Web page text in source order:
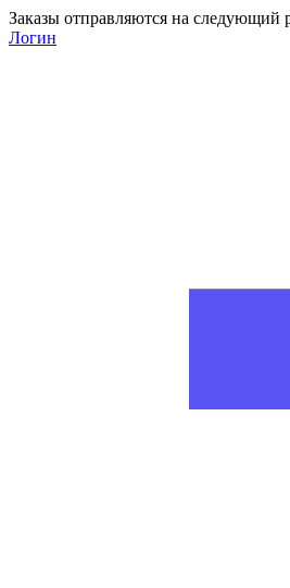
Заказы отправляются на следующий
Логин